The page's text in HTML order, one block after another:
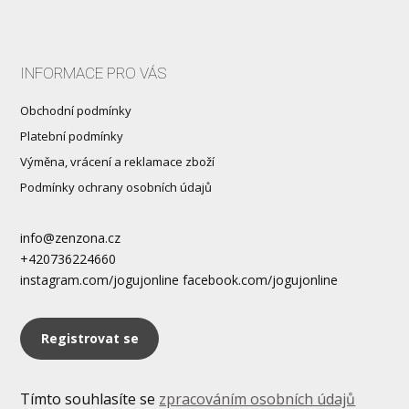
INFORMACE PRO VÁS
Obchodní podmínky
Platební podmínky
Výměna, vrácení a reklamace zboží
Podmínky ochrany osobních údajů
info@zenzona.cz
+420736224660
instagram.com/jogujonline facebook.com/jogujonline
Registrovat se
Tímto souhlasíte se zpracováním osobních údajů